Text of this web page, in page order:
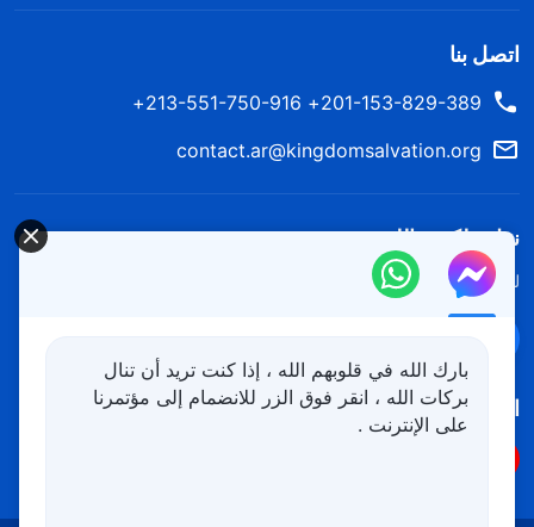
اتصل بنا
201-153-829-389+ 213-551-750-916+
contact.ar@kingdomsalvation.org
نزل ملكوت الله.
لقد نزلت المملكة بالفعل إلى الأرض! هل تريد دخوله؟
اتبعنا
بارك الله في قلوبهم الله ، إذا كنت تريد أن تنال
بركات الله ، انقر فوق الزر للانضمام إلى مؤتمرنا
على الإنترنت .